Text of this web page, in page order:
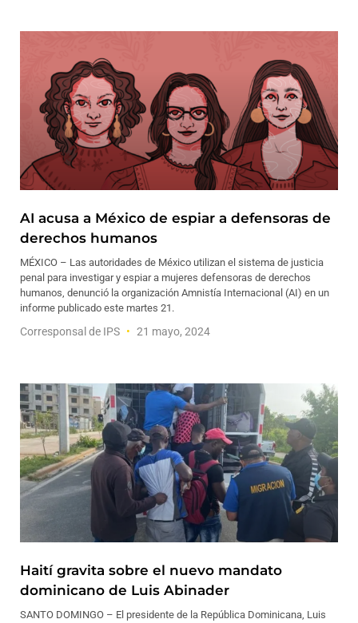
AI acusa a México de espiar a defensoras de
derechos humanos
MÉXICO – Las autoridades de México utilizan el sistema de justicia
penal para investigar y espiar a mujeres defensoras de derechos
humanos, denunció la organización Amnistía Internacional (AI) en un
informe publicado este martes 21.
Corresponsal de IPS 21 mayo, 2024
Haití gravita sobre el nuevo mandato
dominicano de Luis Abinader
SANTO DOMINGO – El presidente de la República Dominicana, Luis